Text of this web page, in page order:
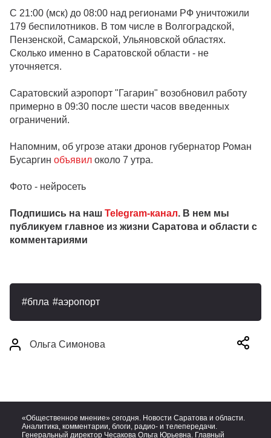
С 21:00 (мск) до 08:00 над регионами РФ уничтожили
179 беспилотников. В том числе в Волгоградской,
Пензенской, Самарской, Ульяновской областях.
Сколько именно в Саратовской области - не
уточняется.
Саратовский аэропорт "Гагарин" возобновил работу
примерно в 09:30 после шести часов введенных
ограничений.
Напомним, об угрозе атаки дронов губернатор Роман
Бусаргин объявил около 7 утра.
Фото - нейросеть
Подпишись на наш Telegram-канал. В нем мы
публикуем главное из жизни Саратова и области с
комментариями
бпла аэропорт
Ольга Симонова
«Общественное мнение» сегодня. Новости Саратова и области.
Аналитика, комментарии, блоги, радио- и телепередачи.
Генеральный директор Чесакова Ольга Юрьевна. Главный